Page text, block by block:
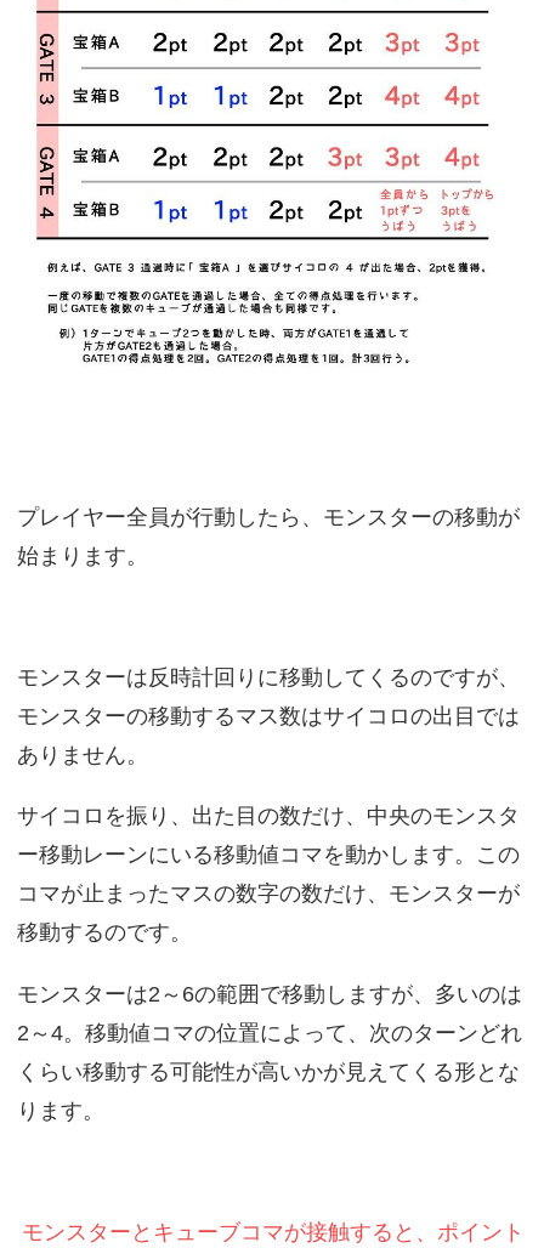
プレイヤー全員が行動したら、モンスターの移動が
始まります。
モンスターは反時計回りに移動してくるのですが、
モンスターの移動するマス数はサイコロの出目では
ありません。
サイコロを振り、出た目の数だけ、中央のモンスタ
ー移動レーンにいる移動値コマを動かします。この
コマが止まったマスの数字の数だけ、モンスターが
移動するのです。
モンスターは2～6の範囲で移動しますが、多いのは
2～4。移動値コマの位置によって、次のターンどれ
くらい移動する可能性が高いかが見えてくる形とな
ります。
モンスターとキューブコマが接触すると、ポイント